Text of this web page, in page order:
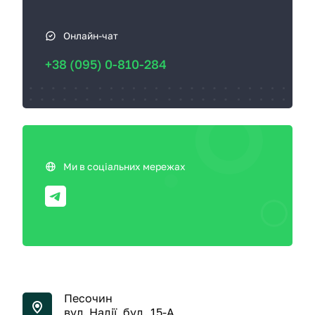
Онлайн-чат
+38 (095) 0-810-284
Ми в соціальних мережах
Песочин